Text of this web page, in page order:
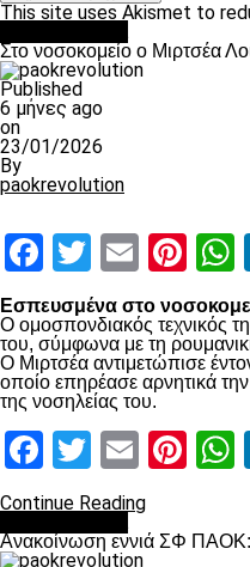
This site uses Akismet to
Στο νοσοκομείο ο Μιρτσέα
Published
6 μήνες ago
on
23/01/2026
By
paokrevolution
Facebook
Twitter
Email
Εσπευσμένα στο
Ο ομοσπονδιακός τεχνικός
του, σύμφωνα με τη
Ο Μιρτσέα αντιμετώπισε
οποίο επηρέασε αρνητικά
της νοσηλείας του.
Facebook
Twitter
Email
Continue Reading
Ανακοίνωση εννιά ΣΦ ΠΑΟΚ: